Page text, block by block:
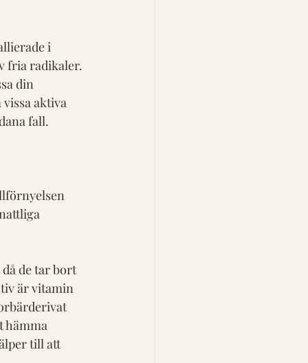
i
fria radikaler.
din
aktiva
fall.
de tar bort
är vitamin
hämma
till att